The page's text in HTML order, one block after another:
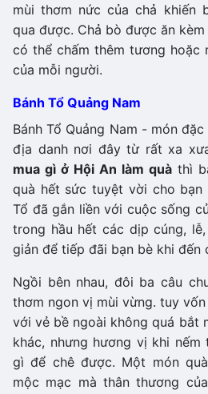
mùi thơm nức của chả khiến
qua được. Chả bò được ăn
có thể chấm thêm tương hoặc
của mỗi người.
Bánh Tổ Quảng Nam
Bánh Tổ Quảng Nam - món
địa danh nơi đây từ rất xa
mua gì ở Hội An làm quà thì
quà hết sức tuyệt vời cho bạn
Tổ đã gắn liền với cuộc sống
trong hầu hết các dịp cúng,
giản để tiếp đãi bạn bè khi đến
Ngồi bên nhau, đôi ba câu
thơm ngon vị mùi vừng. tuy
với vẻ bề ngoài không quá bắt
khác, nhưng hương vị khi
gì để chê được. Một món
mộc mạc mà thân thương